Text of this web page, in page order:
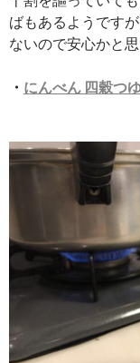
ばもあるようです
ないので安心かと思
・ にんべん 四穀つ